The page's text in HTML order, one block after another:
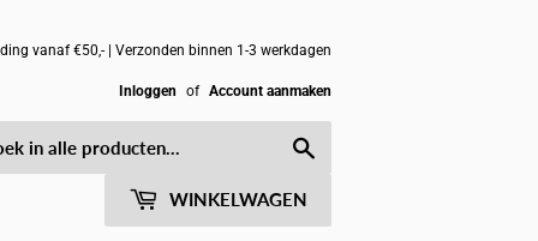
vanaf €50,- | Verzonden binnen 1-3 werkdagen
Inloggen of Account aanmaken
WINKELWAGEN